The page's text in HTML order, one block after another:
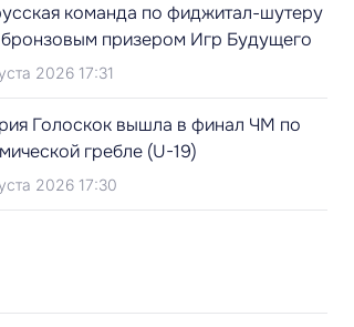
команда по фиджитал-шутеру
бронзовым призером Игр Будущего
2026 17:31
Голоскок вышла в финал ЧМ по
гребле (U-19)
2026 17:30